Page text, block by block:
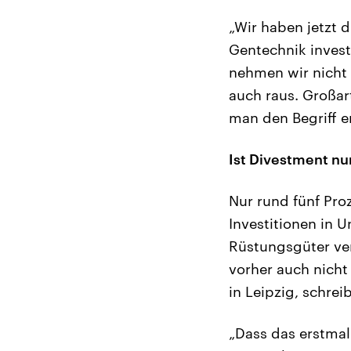
„Wir haben jetzt
Gentechnik
nehmen wir
auch raus.
man den Begriff
Ist Divestment
Nur rund fünf
Investitionen in
Rüstungsgüter
vorher auch nicht
in Leipzig,
„Dass das